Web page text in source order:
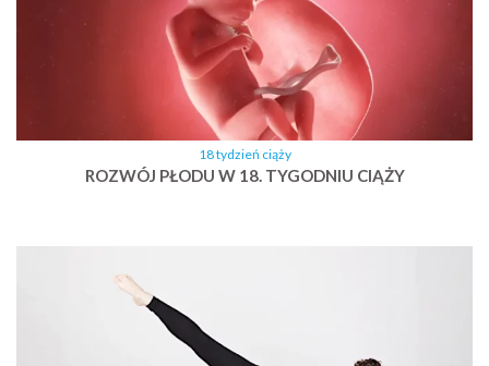
18 tydzień ciąży
ROZWÓJ PŁODU W 18. TYGODNIU CIĄŻY